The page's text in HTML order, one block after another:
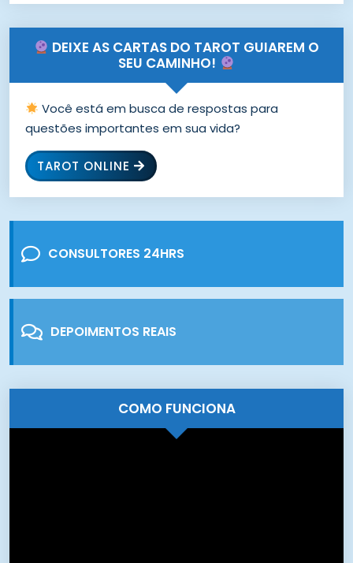
DEIXE AS CARTAS DO TAROT GUIAREM O
SEU CAMINHO!
Você está em busca de respostas para
questões importantes em sua vida?
TAROT ONLINE
CONSULTORES 24HRS
DEPOIMENTOS REAIS
COMO FUNCIONA